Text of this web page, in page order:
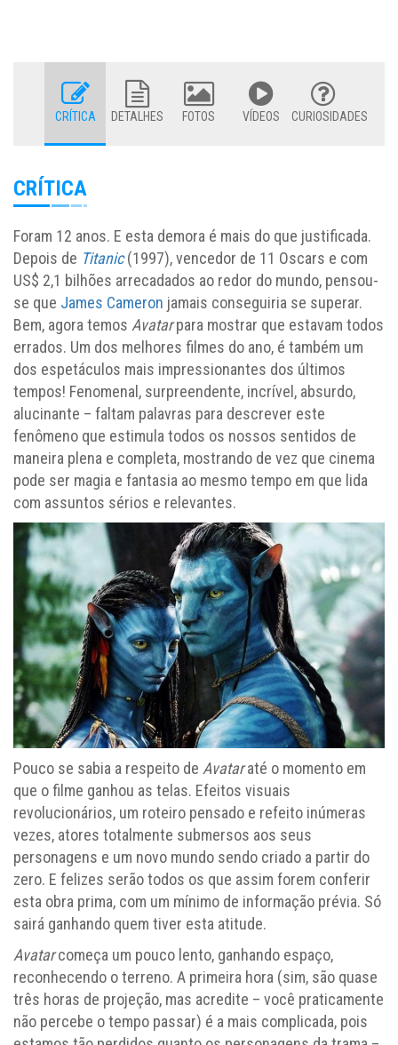
CRÍTICA DETALHES FOTOS VÍDEOS CURIOSIDADES
CRÍTICA
Foram 12 anos. E esta demora é mais do que justificada.
Depois de Titanic(1997), vencedor de 11 Oscars e com
US$ 2,1 bilhões arrecadados ao redor do mundo, pensou-
se que James Cameron jamais conseguiria se superar.
Bem, agora temos Avatarpara mostrar que estavam todos
errados. Um dos melhores filmes do ano, é também um
dos espetáculos mais impressionantes dos últimos
tempos! Fenomenal, surpreendente, incrível, absurdo,
alucinante – faltam palavras para descrever este
fenômeno que estimula todos os nossos sentidos de
maneira plena e completa, mostrando de vez que cinema
pode ser magia e fantasia ao mesmo tempo em que lida
com assuntos sérios e relevantes.
Pouco se sabia a respeito de Avataraté o momento em
que o filme ganhou as telas. Efeitos visuais
revolucionários, um roteiro pensado e refeito inúmeras
vezes, atores totalmente submersos aos seus
personagens e um novo mundo sendo criado a partir do
zero. E felizes serão todos os que assim forem conferir
esta obra prima, com um mínimo de informação prévia. Só
sairá ganhando quem tiver esta atitude.
Avatarcomeça um pouco lento, ganhando espaço,
reconhecendo o terreno. A primeira hora (sim, são quase
três horas de projeção, mas acredite – você praticamente
não percebe o tempo passar) é a mais complicada, pois